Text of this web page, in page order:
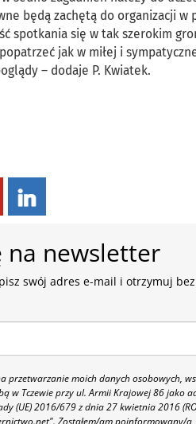
będą zachętą do organizacji
spotkania się w tak szerokim
jak w miłej i
– dodaje P. Kwiatek.
na newsletter
swój adres e-mail i otrzymuj
przetwarzanie moich danych osobowych,
w Tczewie przy ul. Armii Krajowej 86
(UE) 2016/679 z dnia 27 kwietnia 2016
Zostałem/am poinformowany/